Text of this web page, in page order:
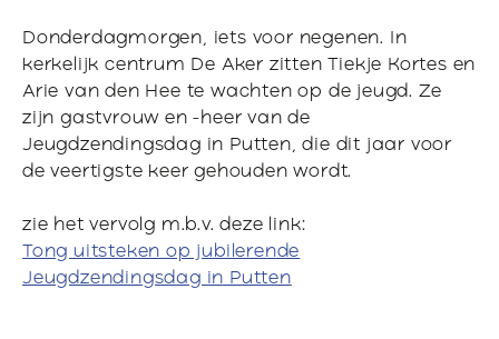
Donderdagmorgen, iets voor negenen. In
kerkelijk centrum De Aker zitten Tiekje Kortes en
Arie van den Hee te wachten op de jeugd. Ze
zijn gastvrouw en -heer van de
Jeugdzendingsdag in Putten, die dit jaar voor
de veertigste keer gehouden wordt.
zie het vervolg m.b.v. deze link:
Tong uitsteken op jubilerende
Jeugdzendingsdag in Putten